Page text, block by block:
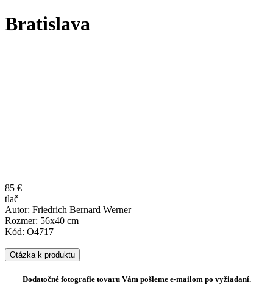
Bratislava
85 €
tlač
Autor: Friedrich Bernard Werner
Rozmer: 56x40 cm
Kód: O4717
Otázka k produktu
Dodatočné fotografie tovaru Vám pošleme e-mailom po vyžiadaní.